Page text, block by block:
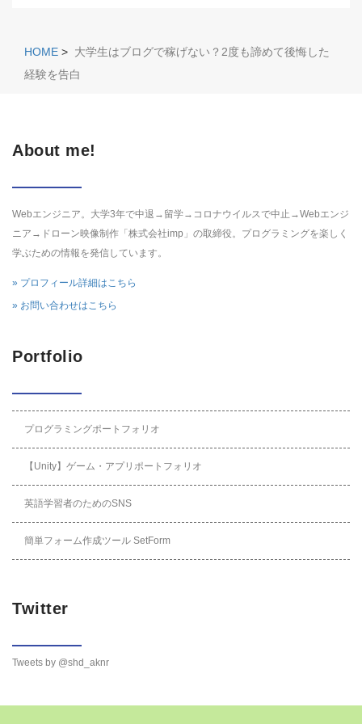
HOME > 大学生はブログで稼げない？2度も諦めて後悔した
経験を告白
About me!
Webエンジニア。大学3年で中退→留学→コロナウイルスで中止→Webエンジ
ニア→ドローン映像制作「株式会社imp」の取締役。プログラミングを楽しく
学ぶための情報を発信しています。
» プロフィール詳細はこちら
» お問い合わせはこちら
Portfolio
プログラミングポートフォリオ
【Unity】ゲーム・アプリポートフォリオ
英語学習者のためのSNS
簡単フォーム作成ツール SetForm
Twitter
Tweets by @shd_aknr